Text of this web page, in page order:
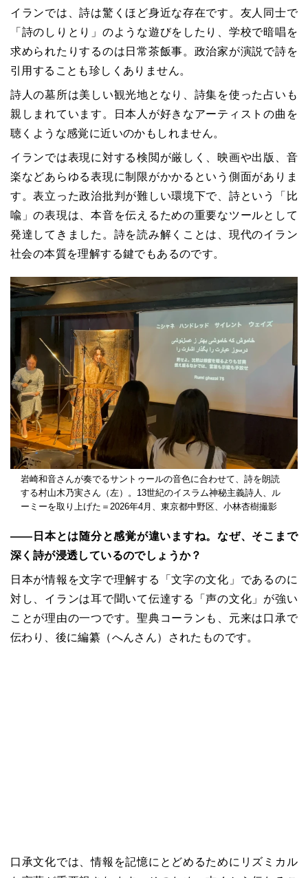
イランでは、詩は驚くほど身近な存在です。友人同士で
「詩のしりとり」のような遊びをしたり、学校で暗唱を
求められたりするのは日常茶飯事。政治家が演説で詩を
引用することも珍しくありません。
詩人の墓所は美しい観光地となり、詩集を使った占いも
親しまれています。日本人が好きなアーティストの曲を
聴くような感覚に近いのかもしれません。
イランでは表現に対する検閲が厳しく、映画や出版、音
楽などあらゆる表現に制限がかかるという側面がありま
す。表立った政治批判が難しい環境下で、詩という「比
喩」の表現は、本音を伝えるための重要なツールとして
発達してきました。詩を読み解くことは、現代のイラン
社会の本質を理解する鍵でもあるのです。
岩崎和音さんが奏でるサントゥールの音色に合わせて、詩を朗読
する村山木乃実さん（左）。13世紀のイスラム神秘主義詩人、ル
ーミーを取り上げた＝2026年4月、東京都中野区、小林杏樹撮影
――日本とは随分と感覚が違いますね。なぜ、そこまで
深く詩が浸透しているのでしょうか？
日本が情報を文字で理解する「文字の文化」であるのに
対し、イランは耳で聞いて伝達する「声の文化」が強い
ことが理由の一つです。聖典コーランも、元来は口承で
伝わり、後に編纂（へんさん）されたものです。
口承文化では、情報を記憶にとどめるためにリズミカル